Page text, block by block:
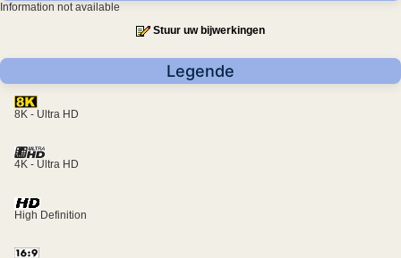
Information not available
Stuur uw bijwerkingen
Legende
8K - Ultra HD
4K - Ultra HD
High Definition